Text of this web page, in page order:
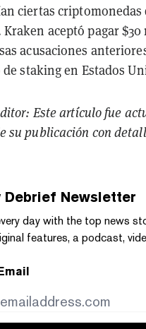
ciertas
Kraken aceptó pagar
acusaciones
staking en Estados
Este artículo fue
su publicación con
Debrief Newsletter
day with the top news
features, a podcast,